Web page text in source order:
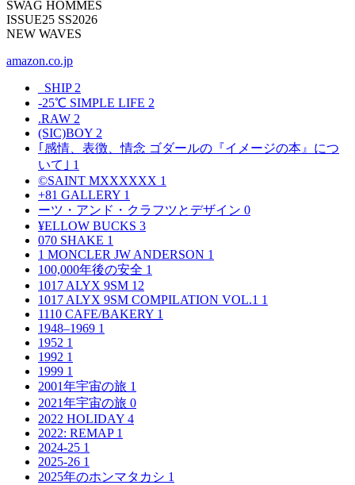
SWAG HOMMES
ISSUE25 SS2026
NEW WAVES
amazon.co.jp
_SHIP 2
-25℃ SIMPLE LIFE 2
.RAW 2
(SIC)BOY 2
｢感情、表徴、情念 ゴダールの『イメージの本』につ
いて｣ 1
©SAINT MXXXXXX 1
+81 GALLERY 1
ーツ・アンド・クラフツとデザイン 0
¥ELLOW BUCKS 3
070 SHAKE 1
1 MONCLER JW ANDERSON 1
100,000年後の安全 1
1017 ALYX 9SM 12
1017 ALYX 9SM COMPILATION VOL.1 1
1110 CAFE/BAKERY 1
1948–1969 1
1952 1
1992 1
1999 1
2001年宇宙の旅 1
2021年宇宙の旅 0
2022 HOLIDAY 4
2022: REMAP 1
2024-25 1
2025-26 1
2025年のホンマタカシ 1